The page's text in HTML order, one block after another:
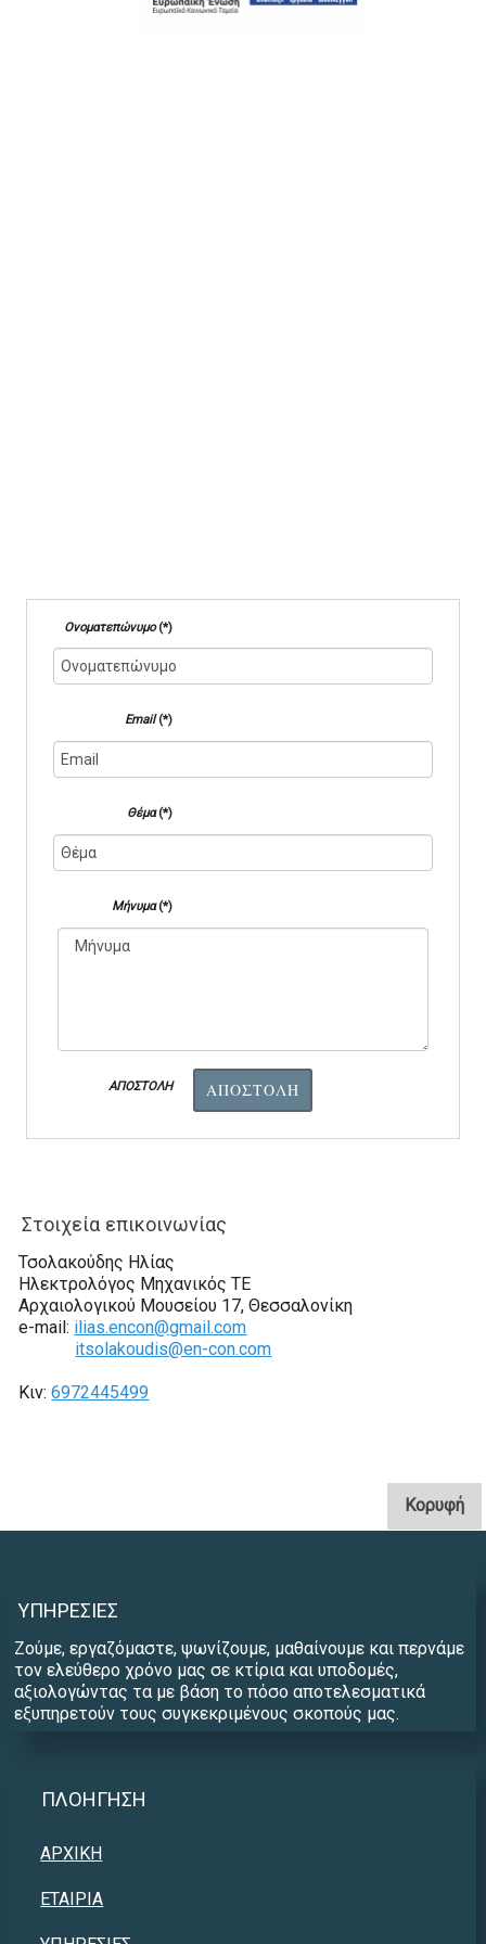
Ονοματεπώνυμο (*)
Email (*)
Θέμα (*)
Μήνυμα (*)
ΑΠΟΣΤΟΛΗ ΑΠΟΣΤΟΛΗ
Στοιχεία επικοινωνίας
Τσολακούδης Ηλίας
Ηλεκτρολόγος Μηχανικός TE
Αρχαιολογικού Μουσείου 17, Θεσσαλονίκη
e-mail: ilias.encon@gmail.com
itsolakoudis@en-con.com
Κιν:6972445499
Κορυφή.
ΥΠΗΡΕΣΊΕΣ
Ζούμε, εργαζόμαστε, ψωνίζουμε, μαθαίνουμε και περνάμε
τον ελεύθερο χρόνο μας σε κτίρια και υποδομές,
αξιολογώντας τα με βάση το πόσο αποτελεσματικά
εξυπηρετούν τους συγκεκριμένους σκοπούς μας.
ΠΛΟΉΓΗΣΗ
ΑΡΧΙΚΗ
ΕΤΑΙΡΙΑ